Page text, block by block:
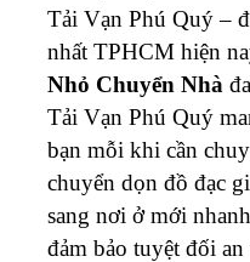
Tải Vạn Phú Quý –
nhất TPHCM hiện
Nhỏ Chuyển Nhà
Tải Vạn Phú Quý
bạn mỗi khi cần
chuyển dọn đồ đạc
sang nơi ở mới
đảm bảo tuyệt đối an